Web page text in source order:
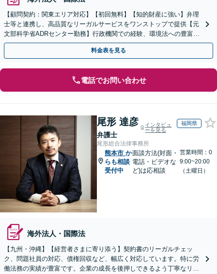
【顧問契約：関東エリア対応】【初回無料】【知的財産に強い】弁理
士等と連携し、高品質なリーガルサービスをワンストップで提供【元
文部科学省ADRセンター勤務】行政機関での経験、環境法への豊富な
知識を活かし、事業者さまの抱える問題を解決へ導きます
料金表を見る
電話でお問い合わせ
尾形 達彦
弁護士
インタビュ
ーを見る
福岡県
尾形総合法律事務所
熊本市 か
らも相談
受付中
面談方法(対面・
電話・ビデオな
ど)は応相談
営業時間：0
9:00~20:00
（土曜日）
海外法人・国際法
【九州・沖縄】【経営者さまに寄り添う】契約書のリーガルチェッ
ク、問題社員の対応、債権回収など、幅広く対応しています。特に労
働法務の実績が豊富です。企業の成長を後押しできるよう丁寧なリー